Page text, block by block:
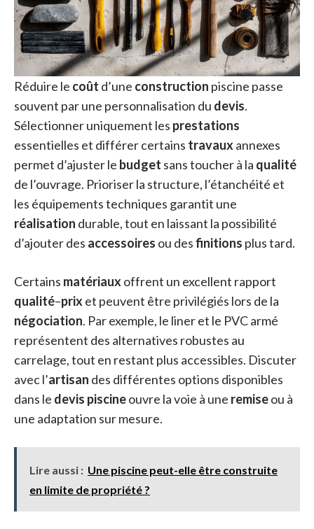
Réduire le coût d’une construction piscine passe
souvent par une personnalisation du devis.
Sélectionner uniquement les prestations
essentielles et différer certains travaux annexes
permet d’ajuster le budget sans toucher à la qualité
de l’ouvrage. Prioriser la structure, l’étanchéité et
les équipements techniques garantit une
réalisation durable, tout en laissant la possibilité
d’ajouter des accessoires ou desfinitions plus tard.
Certains matériaux offrent un excellent rapport
qualité–prix et peuvent être privilégiés lors de la
négociation. Par exemple, le liner et le PVC armé
représentent des alternatives robustes au
carrelage, tout en restant plus accessibles. Discuter
avec l’artisan des différentes options disponibles
dans le devis piscineouvre la voie à une remiseou à
une adaptation sur mesure.
Lire aussi : Une piscine peut-elle être construite
en limite de propriété ?